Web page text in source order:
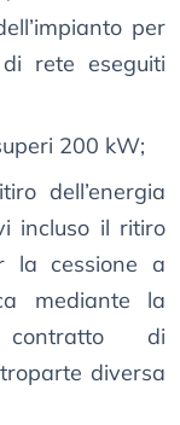
per
rete eseguiti
200 kW;
dell’energia
incluso il ritiro
la cessione a
mediante la
di
diversa